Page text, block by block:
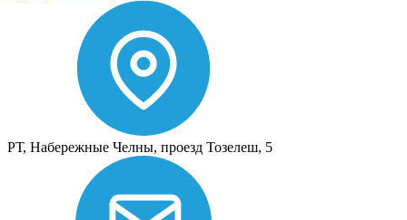
РТ, Набережные Челны, проезд Тозелеш, 5